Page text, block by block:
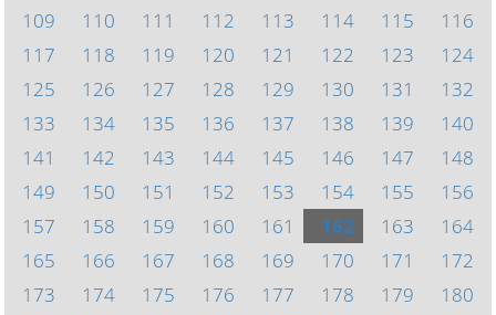
109
110 111 112 113 114 115
116
117
118 119 120 121 122 123
124
125
126 127 128 129 130 131
132
133
134 135 136 137 138 139
140
141
142 143 144 145 146 147
148
149
150 151 152 153 154 155
156
157
158 159 160 161 162 163
164
165
166 167 168 169 170 171
172
173
174 175 176 177 178 179
180